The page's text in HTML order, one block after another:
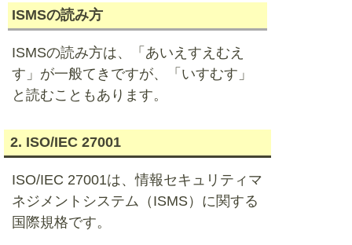
ISMSの読み方
ISMSの読み方は、「あいえすえむえ
す」が一般てきですが、「いすむす」
と読むこともあります。
2. ISO/IEC 27001
ISO/IEC 27001は、情報セキュリティマ
ネジメントシステム（ISMS）に関する
国際規格です。